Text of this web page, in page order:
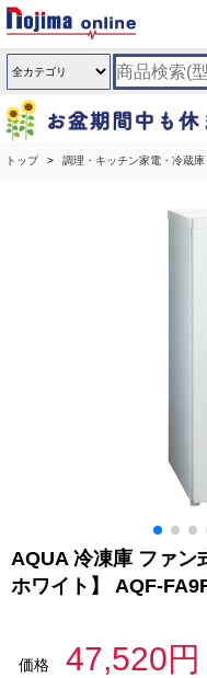
トップ 調理・キッチン家電・冷蔵庫
AQUA 冷凍庫 ファン
ホワイト】 AQF-
価格 47,520円